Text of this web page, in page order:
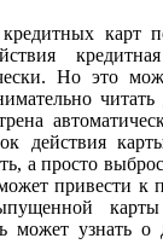
карт
Но это
читать
действия
а просто
привести к
может узнать о